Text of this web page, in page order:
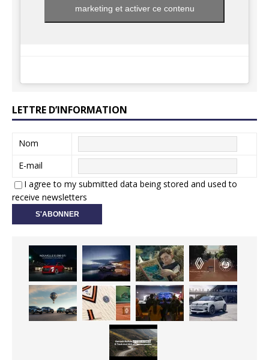
marketing et activer ce contenu
LETTRE D’INFORMATION
Nom
E-mail
I agree to my submitted data being stored and used to
receive newsletters